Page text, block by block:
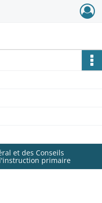
- Colmar
et des Conseils
primaire